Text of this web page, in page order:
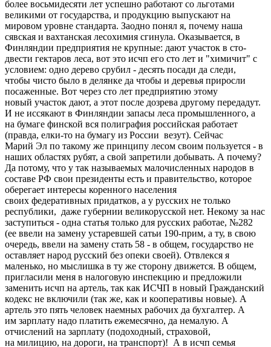
более восьмидесяти лет успешно работают со льготами
великими от государства, и продукцию выпускают на
мировом уровне стандарта. Заодно понял я, почему наша
сявская и вахтанская лесохимия сгинула. Оказывается, в
Финляндии предприятия не крупные: дают участок в сто-
двести гектаров леса, вот это исчп его сто лет и "химичит" с
условием: одно дерево срубил - десять посади да следи,
чтобы чисто было в делянке да чтобы и деревья приросли
посаженные. Вот через сто лет предприятию этому
новый участок дают, а этот после дозрева другому передадут.
И не иссякают в Финляндии запасы леса промышленного, а
на бумаге финской вся полиграфия российская работает
(правда, елки-то на бумагу из России везут). Сейчас
Марий Эл по такому же принципу лесом своим пользуется - в
наших областях рубят, а свой запретили добывать. А почему?
Да потому, что у так называемых малочисленных народов в
составе РФ свои президенты есть и правительство, которое
оберегает интересы коренного населения
своих федеративных придатков, а у русских не только
республики, даже губернии великорусской нет. Некому за нас
заступиться - одна статья только для русских работае, №282
(ее ввели на замену устаревшей сатьи 190-прим, а ту, в свою
очередь, ввели на замену стать 58 - в общем, государство не
оставляет народ русский без опеки своей). Отвлекся я
маленько, но мыслишка в ту же сторону движется. В общем,
пригласили меня в налоговую инспекцию и предложили
заменить исчп на артель, так как ИСЧП в новый Гражданский
кодекс не включили (так же, как и кооперативы новые). А
артель это пять человек наемных рабочих да бухгалтер. А
им зарплату надо платить ежемесячно, да немалую. А
отчислений на зарплату (подоходный, страховой,
на милицию, на дороги, на транспорт)! А в исчп семья